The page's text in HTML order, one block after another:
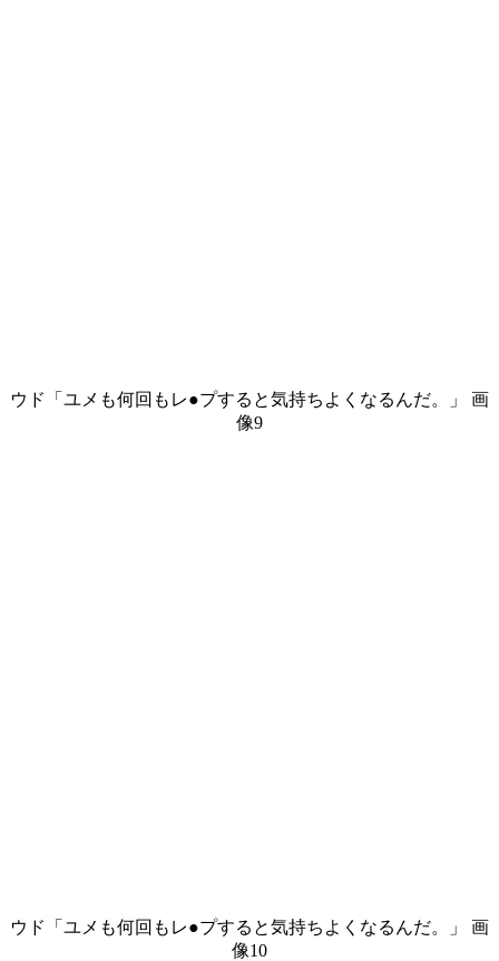
ウド「ユメも何回もレ●プすると気持ちよくなるんだ。」 画
像9
ウド「ユメも何回もレ●プすると気持ちよくなるんだ。」 画
像10